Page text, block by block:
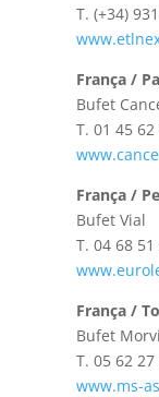
T. (+34)
França /
Bufet
T. 01 45 62
França /
Bufet Vial
T. 04 68 51
França /
Bufet
T. 05 62 27
www.ms-